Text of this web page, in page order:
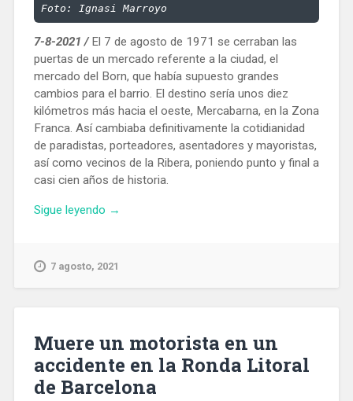
Foto: Ignasi Marroyo
7-8-2021 /El 7 de agosto de 1971 se cerraban las
puertas de un mercado referente a la ciudad, el
mercado del Born, que había supuesto grandes
cambios para el barrio. El destino sería unos diez
kilómetros más hacia el oeste, Mercabarna, en la Zona
Franca. Así cambiaba definitivamente la cotidianidad
de paradistas, porteadores, asentadores y mayoristas,
así como vecinos de la Ribera, poniendo punto y final a
casi cien años de historia.
Sigue leyendo «Se
años
del
Born
a
→
7 agosto, 2021
Muere un motorista en un
accidente en la Ronda Litoral
de Barcelona